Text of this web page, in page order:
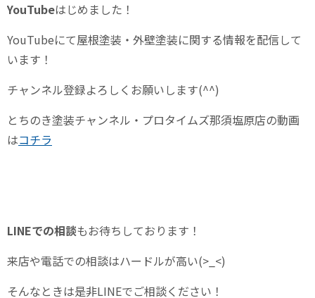
YouTubeはじめました！
YouTubeにて屋根塗装・外壁塗装に関する情報を配信して
います！
チャンネル登録よろしくお願いします(^^)
とちのき塗装チャンネル・プロタイムズ那須塩原店の動画
はコチラ
LINEでの相談もお待ちしております！
来店や電話での相談はハードルが高い(>_<)
そんなときは是非LINEでご相談ください！